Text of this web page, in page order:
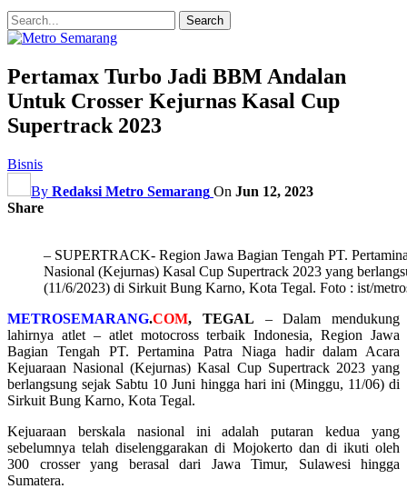
Pertamax Turbo Jadi BBM Andalan
Untuk Crosser Kejurnas Kasal Cup
Supertrack 2023
Bisnis
By Redaksi Metro Semarang On Jun 12, 2023
Share
– SUPERTRACK- Region Jawa Bagian Tengah PT.
Nasional (Kejurnas) Kasal Cup Supertrack 2023 yang
(11/6/2023) di Sirkuit Bung Karno, Kota Tegal. Foto : ist/
METROSEMARANG.COM, TEGAL – Dalam mendukung
lahirnya atlet – atlet motocross terbaik Indonesia, Region Jawa
Bagian Tengah PT. Pertamina Patra Niaga hadir dalam Acara
Kejuaraan Nasional (Kejurnas) Kasal Cup Supertrack 2023 yang
berlangsung sejak Sabtu 10 Juni hingga hari ini (Minggu, 11/06) di
Sirkuit Bung Karno, Kota Tegal.
Kejuaraan berskala nasional ini adalah putaran kedua yang
sebelumnya telah diselenggarakan di Mojokerto dan di ikuti oleh
300 crosser yang berasal dari Jawa Timur, Sulawesi hingga
Sumatera.